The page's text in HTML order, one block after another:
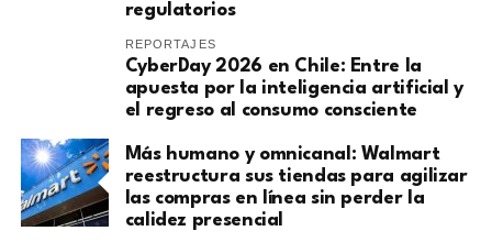
regulatorios
REPORTAJES
CyberDay 2026 en Chile: Entre la
apuesta por la inteligencia artificial y
el regreso al consumo consciente
Más humano y omnicanal: Walmart
reestructura sus tiendas para agilizar
las compras en línea sin perder la
calidez presencial